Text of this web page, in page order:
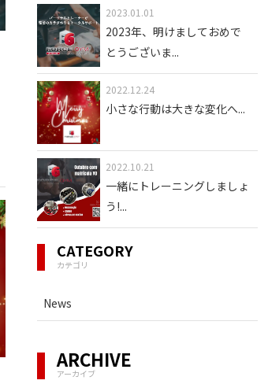
2023.01.01
2023年、明けましておめで
とうございま...
2022.12.24
小さな行動は大きな変化へ...
2022.10.21
一緒にトレーニングしましょ
う!...
CATEGORY
カテゴリ
News
ARCHIVE
アーカイブ